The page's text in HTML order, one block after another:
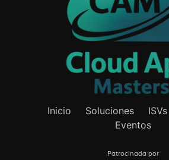
Inicio Soluciones ISVs
Eventos
Patrocinada por